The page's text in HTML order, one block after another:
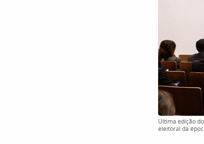
Última edição
eleitoral da